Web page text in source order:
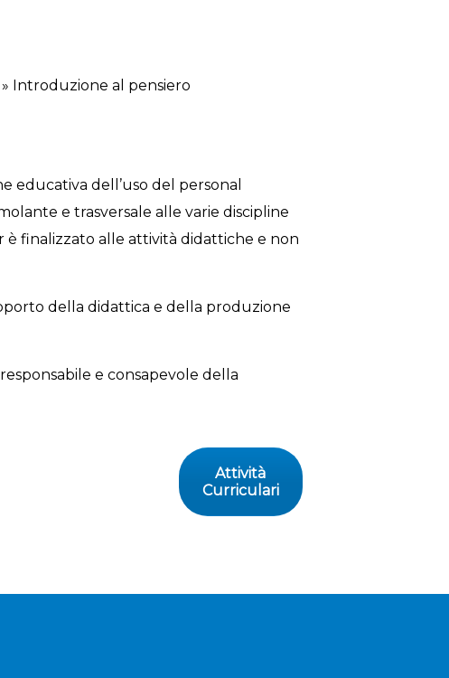
» Introduzione al pensiero
educativa dell’uso del personal
e trasversale alle varie discipline
è finalizzato alle attività didattiche e non
della didattica e della produzione
e consapevole della
Attività
Curriculari